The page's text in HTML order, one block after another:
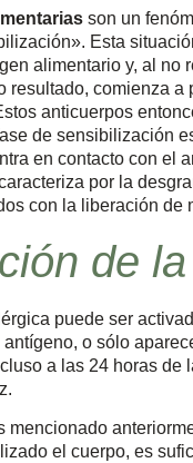
son un
Esta
alimentario y, al no
resultado, comienza
anticuerpos
de sensibilización
en contacto con el
por la
con la liberación de
de
puede ser
antígeno, o sólo
a las 24 horas de
mencionado
el cuerpo, es